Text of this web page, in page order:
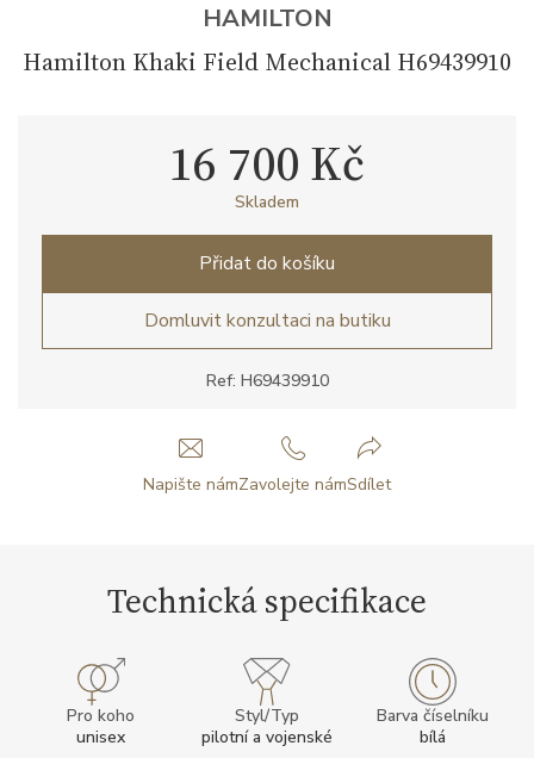
HAMILTON
Hamilton Khaki Field Mechanical H69439910
Ref: H69439910
16 700 Kč
Skladem
Přidat do košíku
Domluvit konzultaci na butiku
Napište námZavolejte námSdílet
Technická specifikace
Pro koho
unisex
Styl/Typ
pilotní a vojenské
Barva číselníku
bílá